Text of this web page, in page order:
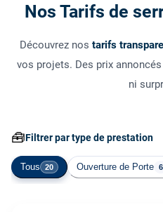
Nos Tarifs de
Découvrez nos tarifs
vos projets. Des prix
ni
🧰Filtrer par type de prestation
Tous 20 Ouverture de Porte 6